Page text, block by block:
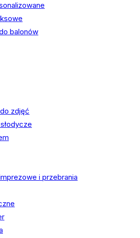
balonów
zdjęć
i przebrania